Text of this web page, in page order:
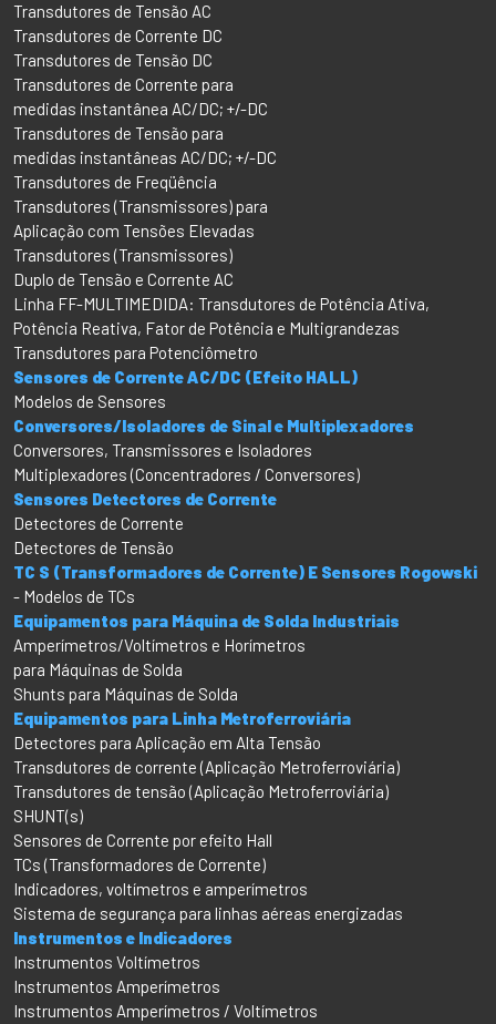
Transdutores de Tensão AC
Transdutores de Corrente DC
Transdutores de Tensão DC
Transdutores de Corrente para
medidas instantânea AC/DC; +/-DC
Transdutores de Tensão para
medidas instantâneas AC/DC; +/-DC
Transdutores de Freqüência
Transdutores (Transmissores) para
Aplicação com Tensões Elevadas
Transdutores (Transmissores)
Duplo de Tensão e Corrente AC
Linha FF-MULTIMEDIDA: Transdutores de Potência Ativa,
Potência Reativa, Fator de Potência e Multigrandezas
Transdutores para Potenciômetro
Sensores de Corrente AC/DC (Efeito HALL)
Modelos de Sensores
Conversores/Isoladores de Sinal e Multiplexadores
Conversores, Transmissores e Isoladores
Multiplexadores (Concentradores / Conversores)
Sensores Detectores de Corrente
Detectores de Corrente
Detectores de Tensão
TC S (Transformadores de Corrente) E Sensores Rogowski
- Modelos de TCs
Equipamentos para Máquina de Solda Industriais
Amperímetros/Voltímetros e Horímetros
para Máquinas de Solda
Shunts para Máquinas de Solda
Equipamentos para Linha Metroferroviária
Detectores para Aplicação em Alta Tensão
Transdutores de corrente (Aplicação Metroferroviária)
Transdutores de tensão (Aplicação Metroferroviária)
SHUNT(s)
Sensores de Corrente por efeito Hall
TCs (Transformadores de Corrente)
Indicadores, voltímetros e amperímetros
Sistema de segurança para linhas aéreas energizadas
Instrumentos e Indicadores
Instrumentos Voltímetros
Instrumentos Amperímetros
Instrumentos Amperímetros / Voltímetros